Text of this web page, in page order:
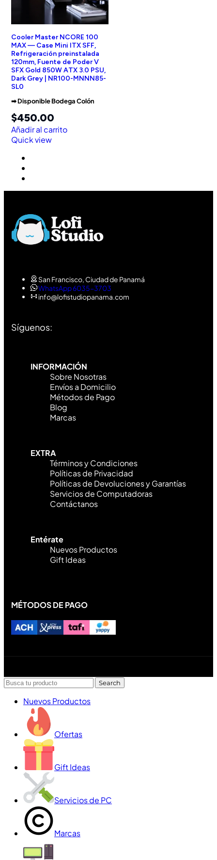
Cooler Master NCORE 100
MAX — Case Mini ITX SFF,
Refrigeración preinstalada
120mm, Fuente de Poder V
SFX Gold 850W ATX 3.0 PSU,
Dark Grey | NR100-MNNN85-
SL0
➡︎ Disponible Bodega Colón
$450.00
Añadir al carrito
Quick view
San Francisco, Ciudad de Panamá
WhatsApp 6035-3703
info@lofistudiopanama.com
Síguenos:
INFORMACIÓN
Sobre Nosotras
Envíos a Domicilio
Métodos de Pago
Blog
Marcas
EXTRA
Términos y Condiciones
Políticas de Privacidad
Políticas de Devoluciones y Garantías
Servicios de Computadoras
Contáctanos
Entérate
Nuevos Productos
Gift Ideas
MÉTODOS DE PAGO
Search
Nuevos Productos
Ofertas
Gift Ideas
Servicios de PC
Marcas